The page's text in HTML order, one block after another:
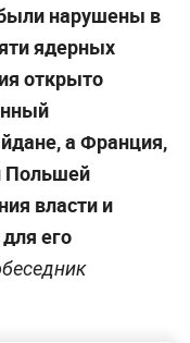
нарушены в
ядерных
открыто
а Франция,
Польшей
власти и
его